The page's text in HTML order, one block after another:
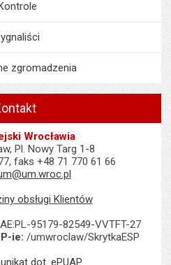
zgromadzenia
Wrocławia
Pl. Nowy Targ 1-8
faks +48 71 770 61 66
obsługi Klientów
AE:PL-95179-82549-VVTFT-27
ie: /umwroclaw/SkrytkaESP
dot. ePUAP